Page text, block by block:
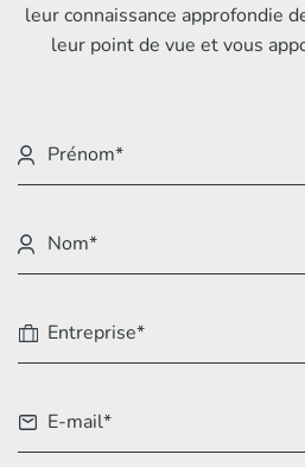
leur connaissance approfondie
leur point de vue et vous